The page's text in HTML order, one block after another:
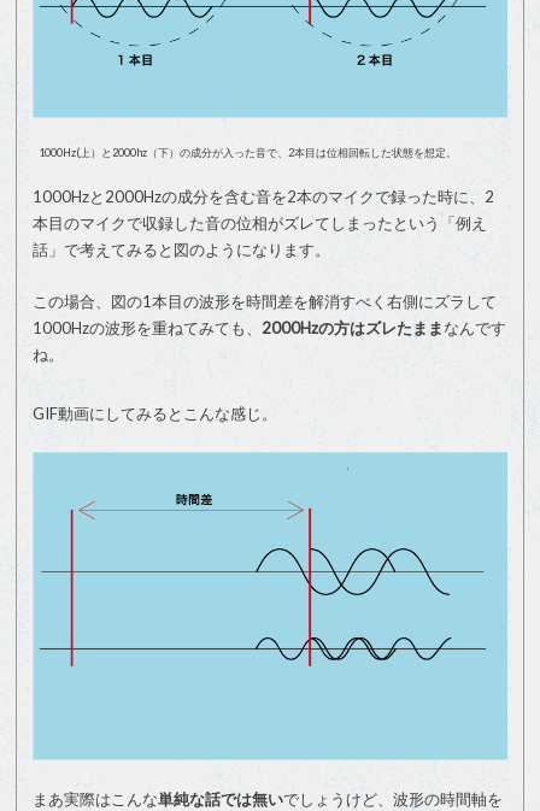
1000Hz(上）と2000hz（下）の成分が入った音で、2本目は位相回転した状態を想定。
1000Hzと2000Hzの成分を含む音を2本のマイクで録った時に、2
本目のマイクで収録した音の位相がズレてしまったという「例え
話」で考えてみると図のようになります。
この場合、図の1本目の波形を時間差を解消すべく右側にズラして
1000Hzの波形を重ねてみても、 2000Hzの方はズレたままなんです
ね。
GIF動画にしてみるとこんな感じ。
まあ実際はこんな単純な話では無いでしょうけど、波形の時間軸を